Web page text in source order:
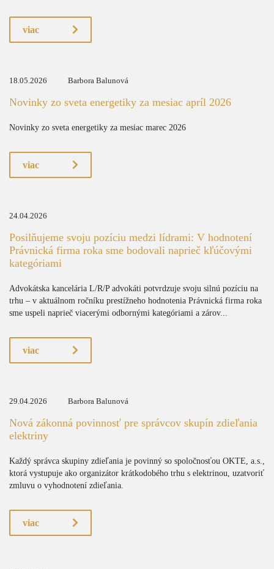
viac
18.05.2026 Barbora Balunová
Novinky zo sveta energetiky za mesiac apríl 2026
Novinky zo sveta energetiky za mesiac marec 2026
viac
24.04.2026
Posilňujeme svoju pozíciu medzi lídrami: V hodnotení
Právnická firma roka sme bodovali naprieč kľúčovými
kategóriami
Advokátska kancelária L/R/P advokáti potvrdzuje svoju silnú pozíciu na
trhu – v aktuálnom ročníku prestížneho hodnotenia Právnická firma roka
sme uspeli naprieč viacerými odbornými kategóriami a zárov...
viac
29.04.2026 Barbora Balunová
Nová zákonná povinnosť pre správcov skupín zdieľania
elektriny
Každý správca skupiny zdieľania je povinný so spoločnosťou OKTE, a.s.,
ktorá vystupuje ako organizátor krátkodobého trhu s elektrinou, uzatvoriť
zmluvu o vyhodnotení zdieľania.
viac